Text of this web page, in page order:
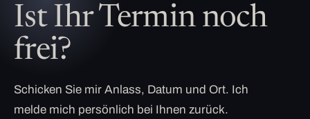
Ist Ihr Termin noch
frei?
Schicken Sie mir Anlass, Datum und Ort. Ich
melde mich persönlich bei Ihnen zurück.